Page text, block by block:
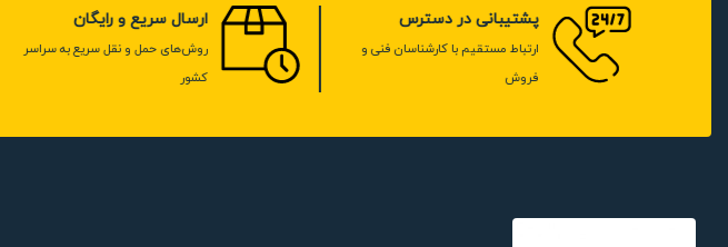
پشتیبانی در دسترس
ارتباط مستقیم با کارشناسان فنی و
فروش
ارسال سریع و رایگان
روش‌های حمل و نقل سریع به سراسر
کشور